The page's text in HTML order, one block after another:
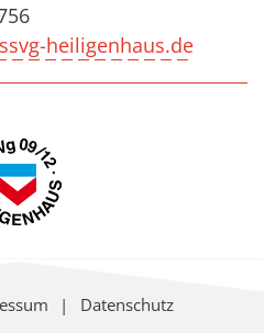
heiligenhaus.de
Datenschutz